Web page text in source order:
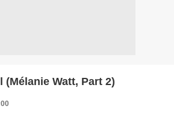
Watt, Part 2)